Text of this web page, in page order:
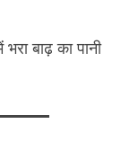
बाढ़ का पानी